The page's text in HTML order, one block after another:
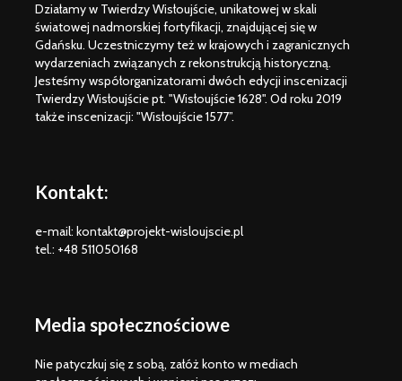
Działamy w Twierdzy Wisłoujście, unikatowej w skali
światowej nadmorskiej fortyfikacji, znajdującej się w
Gdańsku. Uczestniczymy też w krajowych i zagranicznych
wydarzeniach związanych z rekonstrukcją historyczną.
Jesteśmy współorganizatorami dwóch edycji inscenizacji
Twierdzy Wisłoujście pt. "Wisłoujście 1628". Od roku 2019
także inscenizacji: "Wisłoujście 1577”.
Kontakt:
e-mail: kontakt@projekt-wisloujscie.pl
tel.: +48 511050168
Media społecznościowe
Nie patyczkuj się z sobą, załóż konto w mediach